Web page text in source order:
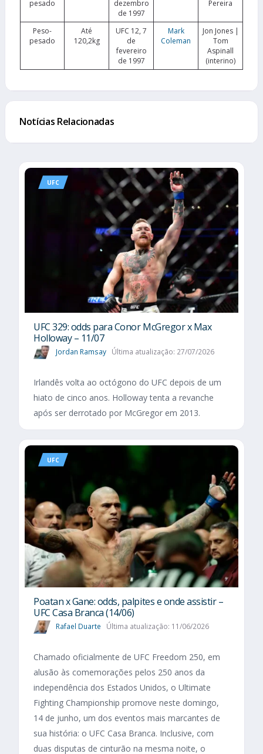
pesado
dezembro
de 1997
Pereira
Peso-
pesado
Até
120,2kg
UFC 12, 7
de
fevereiro
de 1997
Mark
Coleman
Jon Jones |
Tom
Aspinall
(interino)
Notícias Relacionadas
UFC
UFC 329: odds para Conor McGregor x Max
Holloway – 11/07
Jordan Ramsay Última atualização: 27/07/2026
Irlandês volta ao octógono do UFC depois de um
hiato de cinco anos. Holloway tenta a revanche
após ser derrotado por McGregor em 2013.
UFC
Poatan x Gane: odds, palpites e onde assistir –
UFC Casa Branca (14/06)
Rafael Duarte Última atualização: 11/06/2026
Chamado oficialmente de UFC Freedom 250, em
alusão às comemorações pelos 250 anos da
independência dos Estados Unidos, o Ultimate
Fighting Championship promove neste domingo,
14 de junho, um dos eventos mais marcantes de
sua história: o UFC Casa Branca. Inclusive, com
duas disputas de cinturão na mesma noite, o